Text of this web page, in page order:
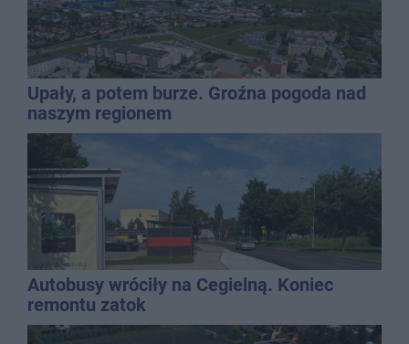
Upały, a potem burze. Groźna pogoda nad
naszym regionem
Autobusy wróciły na Cegielną. Koniec
remontu zatok